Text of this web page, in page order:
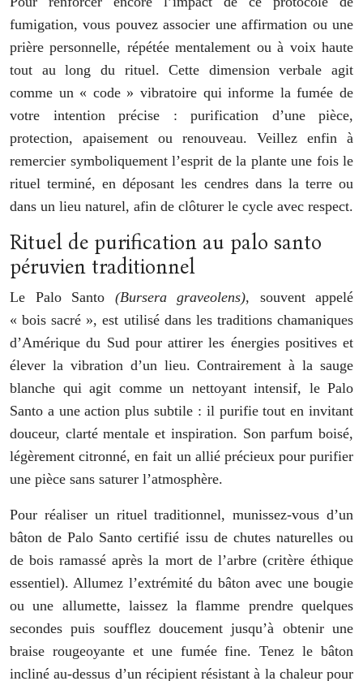
fumigation, vous pouvez associer une affirmation ou une
prière personnelle, répétée mentalement ou à voix haute
tout au long du rituel. Cette dimension verbale agit
comme un « code » vibratoire qui informe la fumée de
votre intention précise : purification d’une pièce,
protection, apaisement ou renouveau. Veillez enfin à
remercier symboliquement l’esprit de la plante une fois le
rituel terminé, en déposant les cendres dans la terre ou
dans un lieu naturel, afin de clôturer le cycle avec respect.
Rituel de purification au palo santo
péruvien traditionnel
Le Palo Santo (Bursera graveolens), souvent appelé
« bois sacré », est utilisé dans les traditions chamaniques
d’Amérique du Sud pour attirer les énergies positives et
élever la vibration d’un lieu. Contrairement à la sauge
blanche qui agit comme un nettoyant intensif, le Palo
Santo a une action plus subtile : il purifie tout en invitant
douceur, clarté mentale et inspiration. Son parfum boisé,
légèrement citronné, en fait un allié précieux pour purifier
une pièce sans saturer l’atmosphère.
Pour réaliser un rituel traditionnel, munissez-vous d’un
bâton de Palo Santo certifié issu de chutes naturelles ou
de bois ramassé après la mort de l’arbre (critère éthique
essentiel). Allumez l’extrémité du bâton avec une bougie
ou une allumette, laissez la flamme prendre quelques
secondes puis soufflez doucement jusqu’à obtenir une
braise rougeoyante et une fumée fine. Tenez le bâton
incliné au-dessus d’un récipient résistant à la chaleur pour